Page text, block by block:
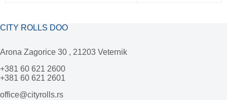
CITY ROLLS DOO
Arona Zagorice 30 , 21203 Veternik
+381 60 621 2600
+381 60 621 2601
office@cityrolls.rs